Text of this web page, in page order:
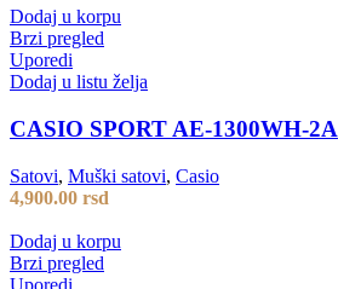
Dodaj u korpu
Brzi pregled
Uporedi
Dodaj u listu želja
CASIO SPORT AE-1300WH-2A
Satovi, Muški satovi, Casio
4,900.00 rsd
Dodaj u korpu
Brzi pregled
Uporedi